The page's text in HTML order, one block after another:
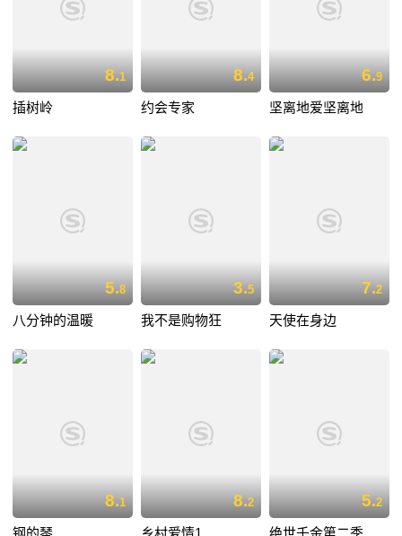
8.1
插树岭
8.4
约会专家
6.9
坚离地爱坚离地
5.8
八分钟的温暖
3.5
我不是购物狂
7.2
天使在身边
8.1 8.2 5.2